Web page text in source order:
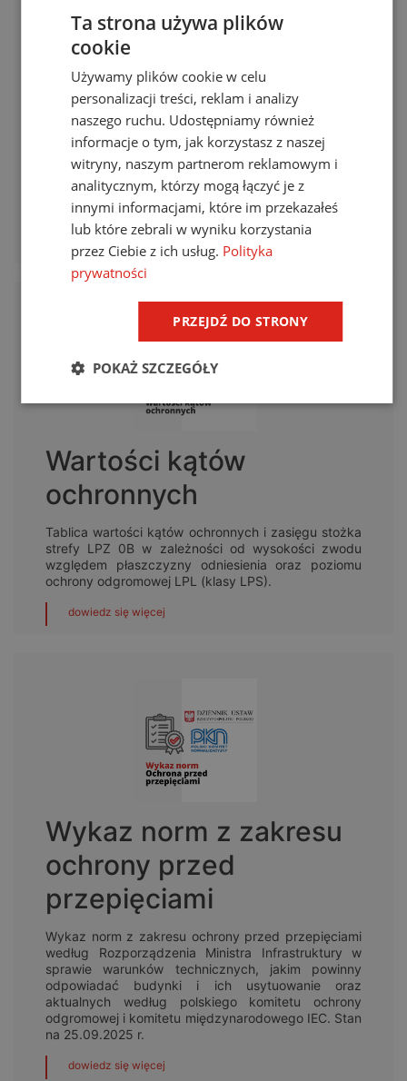
Kalkulator odstępów
separujących
Metoda uproszczona obliczania odstępów
separujących dla zachowania bezpiecznych
odległości między instalacjami obiektu a przewodami
urządzenia piorunochronnego.
Wartości kątów
ochronnych
Tablica wartości kątów ochronnych i zasięgu stożka
strefy LPZ 0B w zależności od wysokości zwodu
względem płaszczyzny odniesienia oraz poziomu
ochrony odgromowej LPL (klasy LPS).
dowiedz się więcej
Wykaz norm z zakresu
ochrony przed
przepięciami
Wykaz norm z zakresu ochrony przed przepięciami
według Rozporządzenia Ministra Infrastruktury w
sprawie warunków technicznych, jakim powinny
odpowiadać budynki i ich usytuowanie oraz
aktualnych według polskiego komitetu ochrony
odgromowej i komitetu międzynarodowego IEC. Stan
na 25.09.2025 r.
dowiedz się więcej
Ta strona używa plików
cookie
Używamy plików cookie w celu
personalizacji treści, reklam i analizy
naszego ruchu. Udostępniamy również
informacje o tym, jak korzystasz z naszej
witryny, naszym partnerom reklamowym i
analitycznym, którzy mogą łączyć je z
innymi informacjami, które im przekazałeś
lub które zebrali w wyniku korzystania
przez Ciebie z ich usług. Polityka
prywatności
PRZEJDŹ DO STRONY
POKAŻ SZCZEGÓŁY